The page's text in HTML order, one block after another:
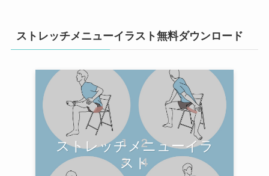
ストレッチメニューイラスト無料ダウンロード
ストレッチメニューイラ
スト